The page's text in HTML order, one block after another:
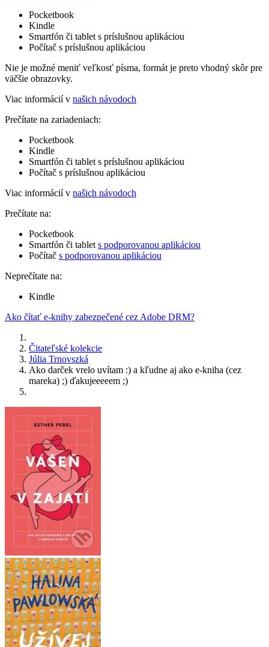
Pocketbook
Kindle
Smartfón či tablet s príslušnou aplikáciou
Počítač s príslušnou aplikáciou
Nie je možné meniť veľkosť písma, formát je preto vhodný skôr pre
väčšie obrazovky.
Viac informácií v našich návodoch
Prečítate na zariadeniach:
Pocketbook
Kindle
Smartfón či tablet s príslušnou aplikáciou
Počítač s príslušnou aplikáciou
Viac informácií v našich návodoch
Prečítate na:
Pocketbook
Smartfón či tablet s podporovanou aplikáciou
Počítač s podporovanou aplikáciou
Neprečítate na:
Kindle
Ako čítať e-knihy zabezpečené cez Adobe DRM?
Čitateľské kolekcie
Júlia Trnovszká
Ako darček vrelo uvítam :) a kľudne aj ako e-kniha (cez
mareka) ;) ďakujeeeeem ;)